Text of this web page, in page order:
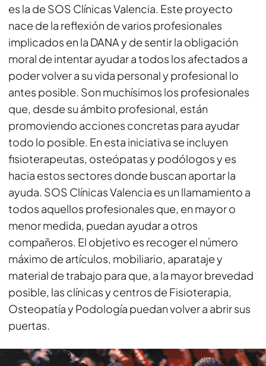
es la de SOS Clínicas Valencia. Este proyecto
nace de la reflexión de varios profesionales
implicados en la DANA y de sentir la obligación
moral de intentar ayudar a todos los afectados a
poder volver a su vida personal y profesional lo
antes posible. Son muchísimos los profesionales
que, desde su ámbito profesional, están
promoviendo acciones concretas para ayudar
todo lo posible. En esta iniciativa se incluyen
fisioterapeutas, osteópatas y podólogos y es
hacia estos sectores donde buscan aportar la
ayuda. SOS Clínicas Valencia es un llamamiento a
todos aquellos profesionales que, en mayor o
menor medida, puedan ayudar a otros
compañeros. El objetivo es recoger el número
máximo de artículos, mobiliario, aparataje y
material de trabajo para que, a la mayor brevedad
posible, las clínicas y centros de Fisioterapia,
Osteopatía y Podología puedan volver a abrir sus
puertas.